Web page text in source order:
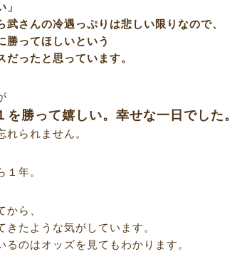
さんの冷遇っぷりは悲しい限りなので、
勝ってほしいという
ったと思っています。
を勝って嬉しい。幸せな一日でした
れられません。
年。
ら、
たような気がしています。
のはオッズを見てもわかります。